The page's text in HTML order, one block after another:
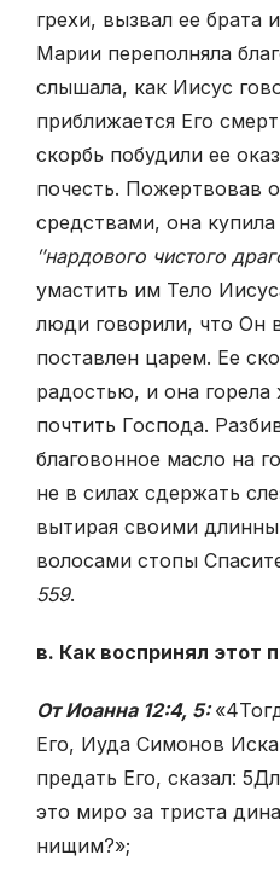
грехи, вызвал ее брата
Марии переполняла
слышала, как Иисус
приближается Его
скорбь побудили ее
почесть. Пожертвовав
средствами, она
″нардового чистого
умастить им Тело
люди говорили, что Он
поставлен царем. Ее
радостью, и она
почтить Господа.
благовонное масло на
не в силах сдержать
вытирая своими
волосами стопы
559.
в. Как воспринял этот
От Иоанна 12:4, 5:«4
Его, Иуда Симонов
предать Его, сказал: 5
это миро за триста
нищим?»;